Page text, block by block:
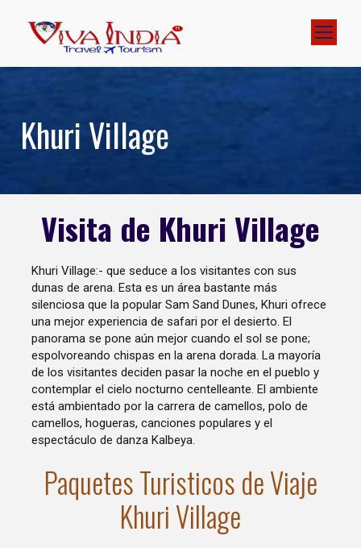
Khuri Village
Visita de Khuri Village
Khuri Village:- que seduce a los visitantes con sus
dunas de arena. Esta es un área bastante más
silenciosa que la popular Sam Sand Dunes, Khuri ofrece
una mejor experiencia de safari por el desierto. El
panorama se pone aún mejor cuando el sol se pone;
espolvoreando chispas en la arena dorada. La mayoría
de los visitantes deciden pasar la noche en el pueblo y
contemplar el cielo nocturno centelleante. El ambiente
está ambientado por la carrera de camellos, polo de
camellos, hogueras, canciones populares y el
espectáculo de danza Kalbeya.
Paquetes Turisticos de Viaje
Khuri Village